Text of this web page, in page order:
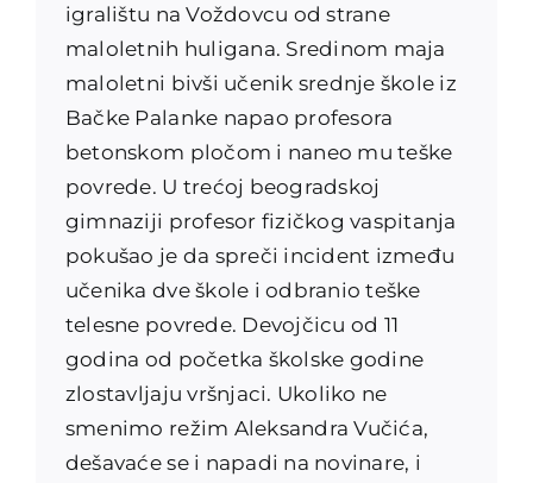
igralištu na Voždovcu od strane
maloletnih huligana. Sredinom maja
maloletni bivši učenik srednje škole iz
Bačke Palanke napao profesora
betonskom pločom i naneo mu teške
povrede. U trećoj beogradskoj
gimnaziji profesor fizičkog vaspitanja
pokušao je da spreči incident između
učenika dve škole i odbranio teške
telesne povrede. Devojčicu od 11
godina od početka školske godine
zlostavljaju vršnjaci. Ukoliko ne
smenimo režim Aleksandra Vučića,
dešavaće se i napadi na novinare, i